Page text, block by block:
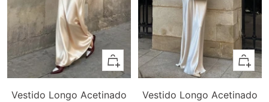
Adicionar
Vestido Longo Acetinado
Vestido Longo Acetinado